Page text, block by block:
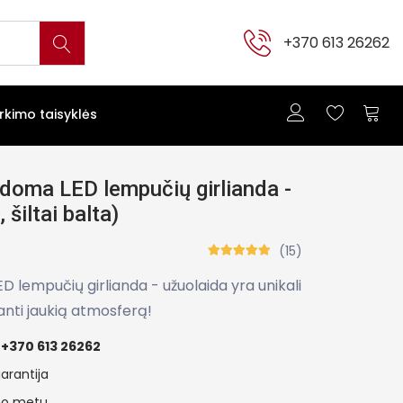
+370 613 26262
taisyklės
LED lempučių girlianda -
šiltai balta)
(15)
lempučių girlianda - užuolaida yra unikali
jaukią atmosferą!
613 26262